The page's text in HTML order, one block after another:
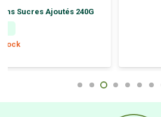
Alvena Confiture